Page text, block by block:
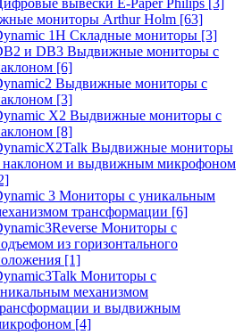
вывески E-Paper Philips [3]
мониторы Arthur Holm [63]
1Н Складные мониторы [3]
и DB3 Выдвижные мониторы с
[6]
Выдвижные мониторы с
[3]
X2 Выдвижные мониторы с
[8]
Выдвижные мониторы
наклоном и выдвижным микрофоном
3 Мониторы с уникальным
трансформации [6]
Мониторы с
из горизонтального
[1]
Мониторы с
механизмом
и выдвижным
[4]